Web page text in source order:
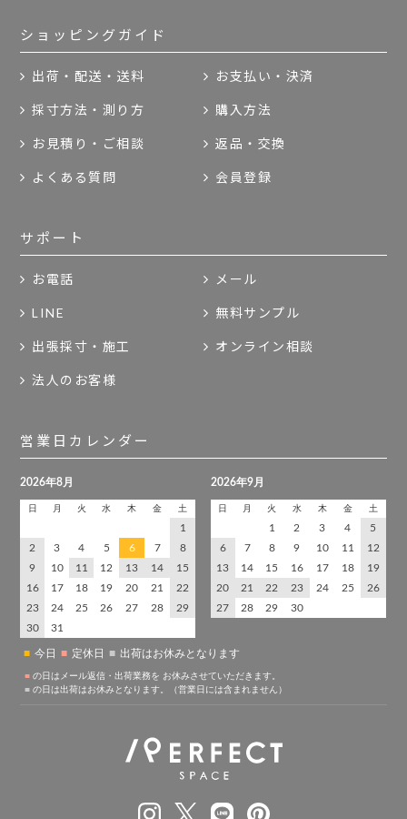
ショッピングガイド
出荷・配送・送料 お支払い・決済
採寸方法・測り方 購入方法
お見積り・ご相談 返品・交換
よくある質問 会員登録
サポート
お電話 メール
LINE 無料サンプル
出張採寸・施工 オンライン相談
法人のお客様
営業日カレンダー